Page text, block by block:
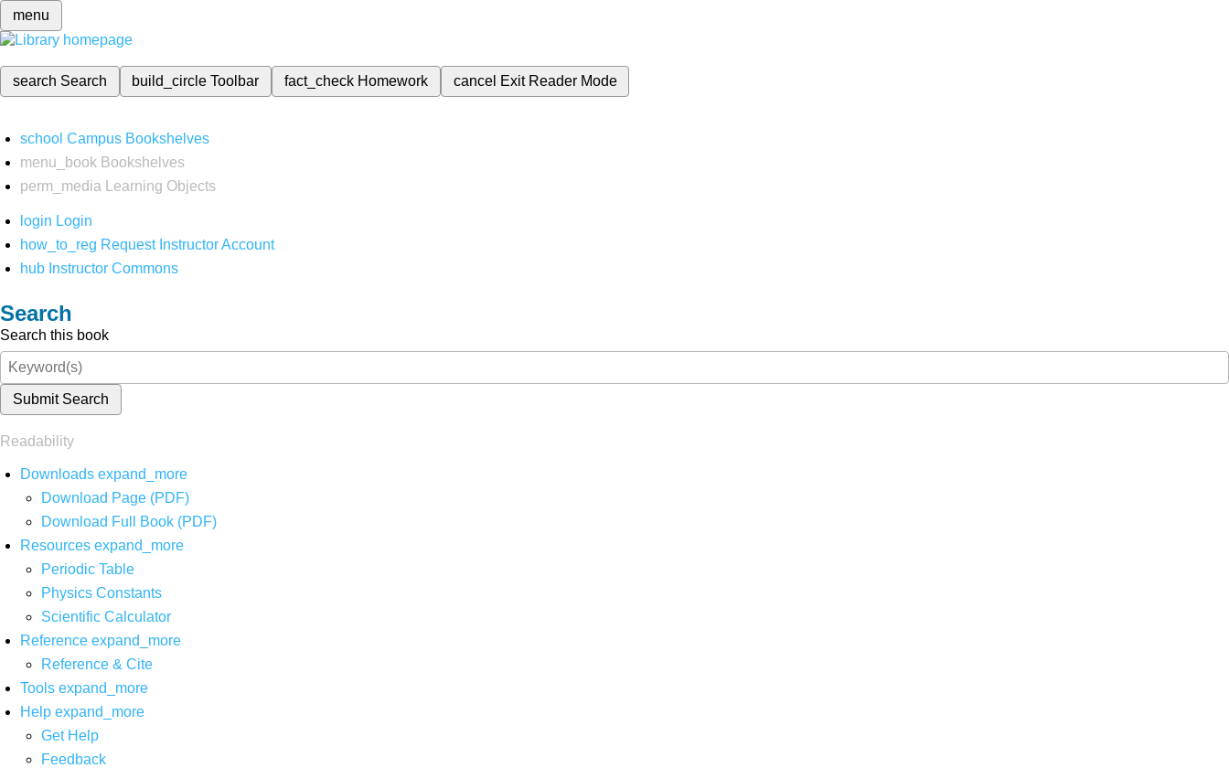
menu
search Search build_circleToolbar fact_check Homework cancel Exit Reader Mode
school Campus Bookshelves
menu_book Bookshelves
perm_media
Learning Objects
login Login
how_to_reg Request Instructor Account
hub Instructor Commons
Search
Search this book
Submit Search
Readability
Downloads expand_more
Download Page (PDF)
Download Full Book (PDF)
Resources expand_more
Periodic Table
Physics Constants
Scientific Calculator
Reference expand_more
Reference & Cite
Tools expand_more
Help expand_more
Get Help
Feedback